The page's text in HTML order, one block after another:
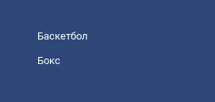
Баскетбол
Бокс